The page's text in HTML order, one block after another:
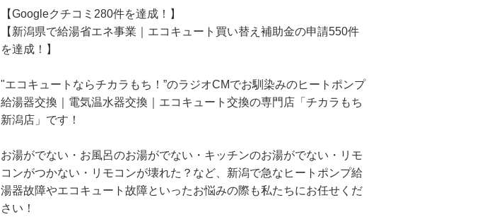
【Googleクチコミ280件を達成！】
【新潟県で給湯省エネ事業｜エコキュート買い替え補助金の申請550件
を達成！】
"エコキュートならチカラもち！”のラジオCMでお馴染みのヒートポンプ
給湯器交換｜電気温水器交換｜エコキュート交換の専門店「チカラもち
新潟店」です！
お湯がでない・お風呂のお湯がでない・キッチンのお湯がでない・リモ
コンがつかない・リモコンが壊れた？など、新潟で急なヒートポンプ給
湯器故障やエコキュート故障といったお悩みの際も私たちにお任せくだ
さい！